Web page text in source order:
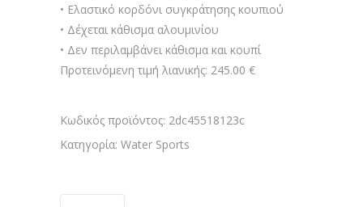
• Ελαστικό κορδόνι συγκράτησης κουπιού
• Δέχεται κάθισμα αλουμινίου
• Δεν περιλαμβάνει κάθισμα και κουπί
Προτεινόμενη τιμή λιανικής: 245.00 €
Κωδικός προϊόντος: 2dc45518123c
Κατηγορία: Water Sports